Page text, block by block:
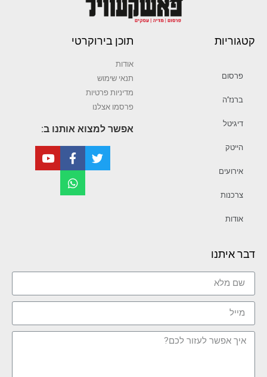
קטגוריות
פרסום
ברנז’ה
דיגיטל
הייטק
אירועים
צרכנות
אודות
תוכן בירוקרטי
אודות
תנאי שימוש
מדיניות פרטיות
פרסמו אצלנו
אפשר למצוא אותנו ב:
דבר איתנו